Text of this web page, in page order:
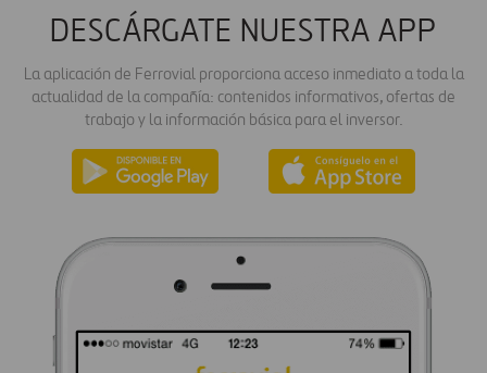
DESCÁRGATE NUESTRA APP
La aplicación de Ferrovial proporciona acceso inmediato a toda la
actualidad de la compañía: contenidos informativos, ofertas de
trabajo y la información básica para el inversor.